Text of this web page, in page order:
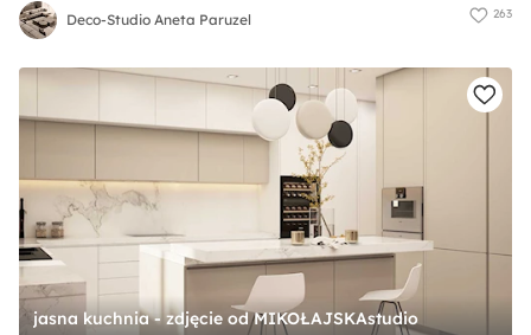
Deco-Studio Aneta Paruzel 263
jasna kuchnia - zdjęcie od MIKOŁAJSKAstudio